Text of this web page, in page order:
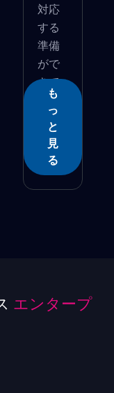
対応
する
準備
がで
きて
い...
も
っ
と
見
る
エンタープ